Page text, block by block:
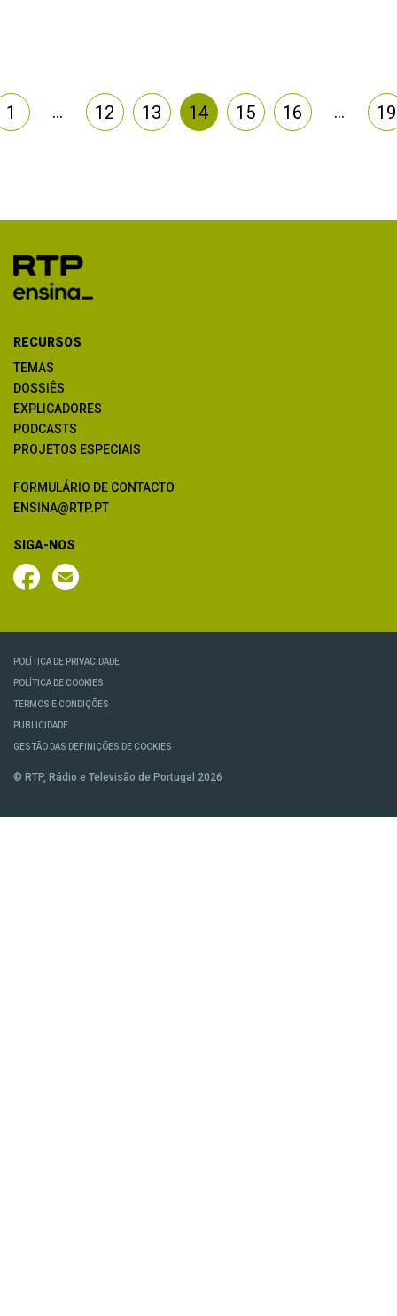
1 … 12 13 14 15 16 … 19
RECURSOS
TEMAS
DOSSIÊS
EXPLICADORES
PODCASTS
PROJETOS ESPECIAIS
FORMULÁRIO DE CONTACTO
ENSINA@RTP.PT
SIGA-NOS
POLÍTICA DE PRIVACIDADE
POLÍTICA DE COOKIES
TERMOS E CONDIÇÕES
PUBLICIDADE
GESTÃO DAS DEFINIÇÕES DE COOKIES
© RTP, Rádio e Televisão de Portugal 2026